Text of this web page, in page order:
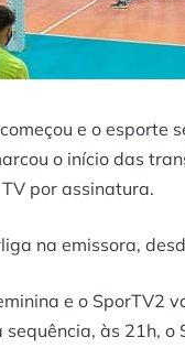
e o esporte
o início das
por assinatura.
na emissora,
e o SporTV2
às 21h, o